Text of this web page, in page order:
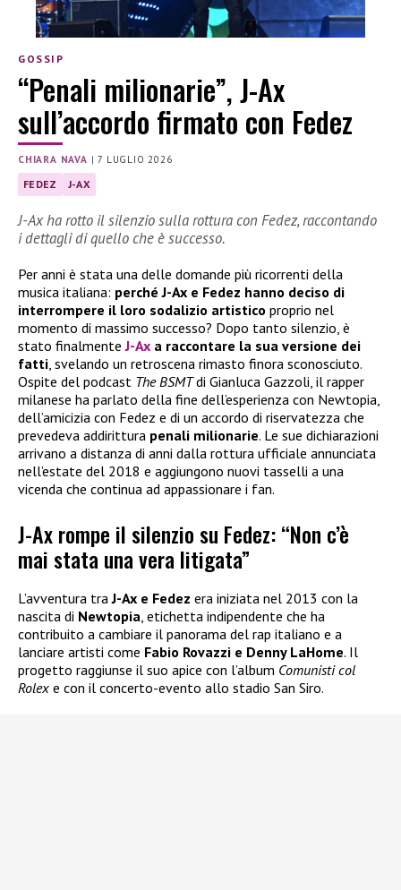
GOSSIP
“Penali milionarie”, J-Ax
sull’accordo firmato con Fedez
CHIARA NAVA |7 LUGLIO 2026
FEDEZ J-AX
J-Ax ha rotto il silenzio sulla rottura con Fedez, raccontando
i dettagli di quello che è successo.
Per anni è stata una delle domande più ricorrenti della
musica italiana: perché J-Ax e Fedez hanno deciso di
interrompere il loro sodalizio artistico proprio nel
momento di massimo successo? Dopo tanto silenzio, è
stato finalmenteJ-Ax a raccontare la sua versione dei
fatti, svelando un retroscena rimasto finora sconosciuto.
Ospite del podcast The BSMTdi Gianluca Gazzoli, il rapper
milanese ha parlato della fine dell’esperienza con Newtopia,
dell’amicizia con Fedez e di un accordo di riservatezza che
prevedeva addirittura penali milionarie. Le sue dichiarazioni
arrivano a distanza di anni dalla rottura ufficiale annunciata
nell’estate del 2018 e aggiungono nuovi tasselli a una
vicenda che continua ad appassionare i fan.
J-Ax rompe il silenzio su Fedez: “Non c’è
mai stata una vera litigata”
L’avventura traJ-Ax e Fedez era iniziata nel 2013 con la
nascita di Newtopia, etichetta indipendente che ha
contribuito a cambiare il panorama del rap italiano e a
lanciare artisti come Fabio Rovazzi e Denny LaHome. Il
progetto raggiunse il suo apice con l’album Comunisti col
Rolex e con il concerto-evento allo stadio San Siro.